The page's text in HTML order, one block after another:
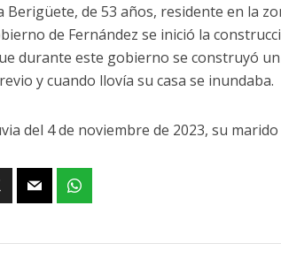
Berigüete, de 53 años, residente en la
de Fernández se inició la
durante este gobierno se construyó
y cuando llovía su casa se inundaba.
del 4 de noviembre de 2023, su